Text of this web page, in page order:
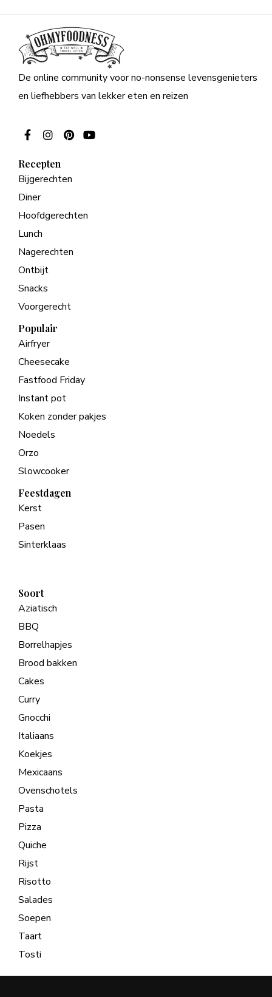
De online community voor no-nonsense levensgenieters
en liefhebbers van lekker eten en reizen
Recepten
Bijgerechten
Diner
Hoofdgerechten
Lunch
Nagerechten
Ontbijt
Snacks
Voorgerecht
Populair
Airfryer
Cheesecake
Fastfood Friday
Instant pot
Koken zonder pakjes
Noedels
Orzo
Slowcooker
Feestdagen
Kerst
Pasen
Sinterklaas
Soort
Aziatisch
BBQ
Borrelhapjes
Brood bakken
Cakes
Curry
Gnocchi
Italiaans
Koekjes
Mexicaans
Ovenschotels
Pasta
Pizza
Quiche
Rijst
Risotto
Salades
Soepen
Taart
Tosti